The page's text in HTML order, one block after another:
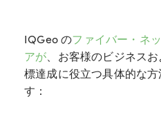
IQGeo のファイバー・ネ
アが、お客様のビジネス
標達成に役立つ具体的な
す：